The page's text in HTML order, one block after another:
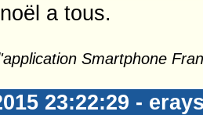
a tous.
Smartphone
23:22:29 -